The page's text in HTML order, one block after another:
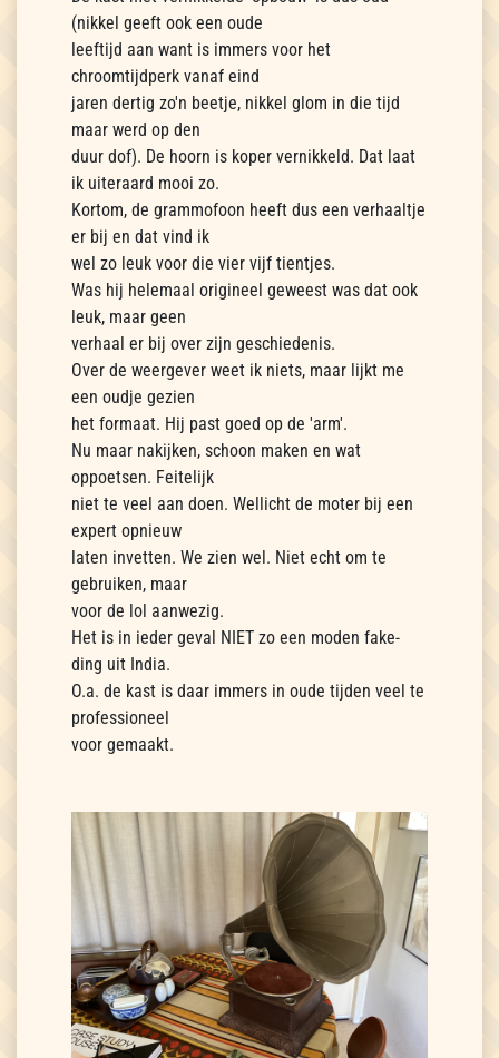
(nikkel geeft ook een oude
leeftijd aan want is immers voor het
chroomtijdperk vanaf eind
jaren dertig zo'n beetje, nikkel glom in die tijd
maar werd op den
duur dof). De hoorn is koper vernikkeld. Dat laat
ik uiteraard mooi zo.
Kortom, de grammofoon heeft dus een verhaaltje
er bij en dat vind ik
wel zo leuk voor die vier vijf tientjes.
Was hij helemaal origineel geweest was dat ook
leuk, maar geen
verhaal er bij over zijn geschiedenis.
Over de weergever weet ik niets, maar lijkt me
een oudje gezien
het formaat. Hij past goed op de 'arm'.
Nu maar nakijken, schoon maken en wat
oppoetsen. Feitelijk
niet te veel aan doen. Wellicht de moter bij een
expert opnieuw
laten invetten. We zien wel. Niet echt om te
gebruiken, maar
voor de lol aanwezig.
Het is in ieder geval NIET zo een moden fake-
ding uit India.
O.a. de kast is daar immers in oude tijden veel te
professioneel
voor gemaakt.